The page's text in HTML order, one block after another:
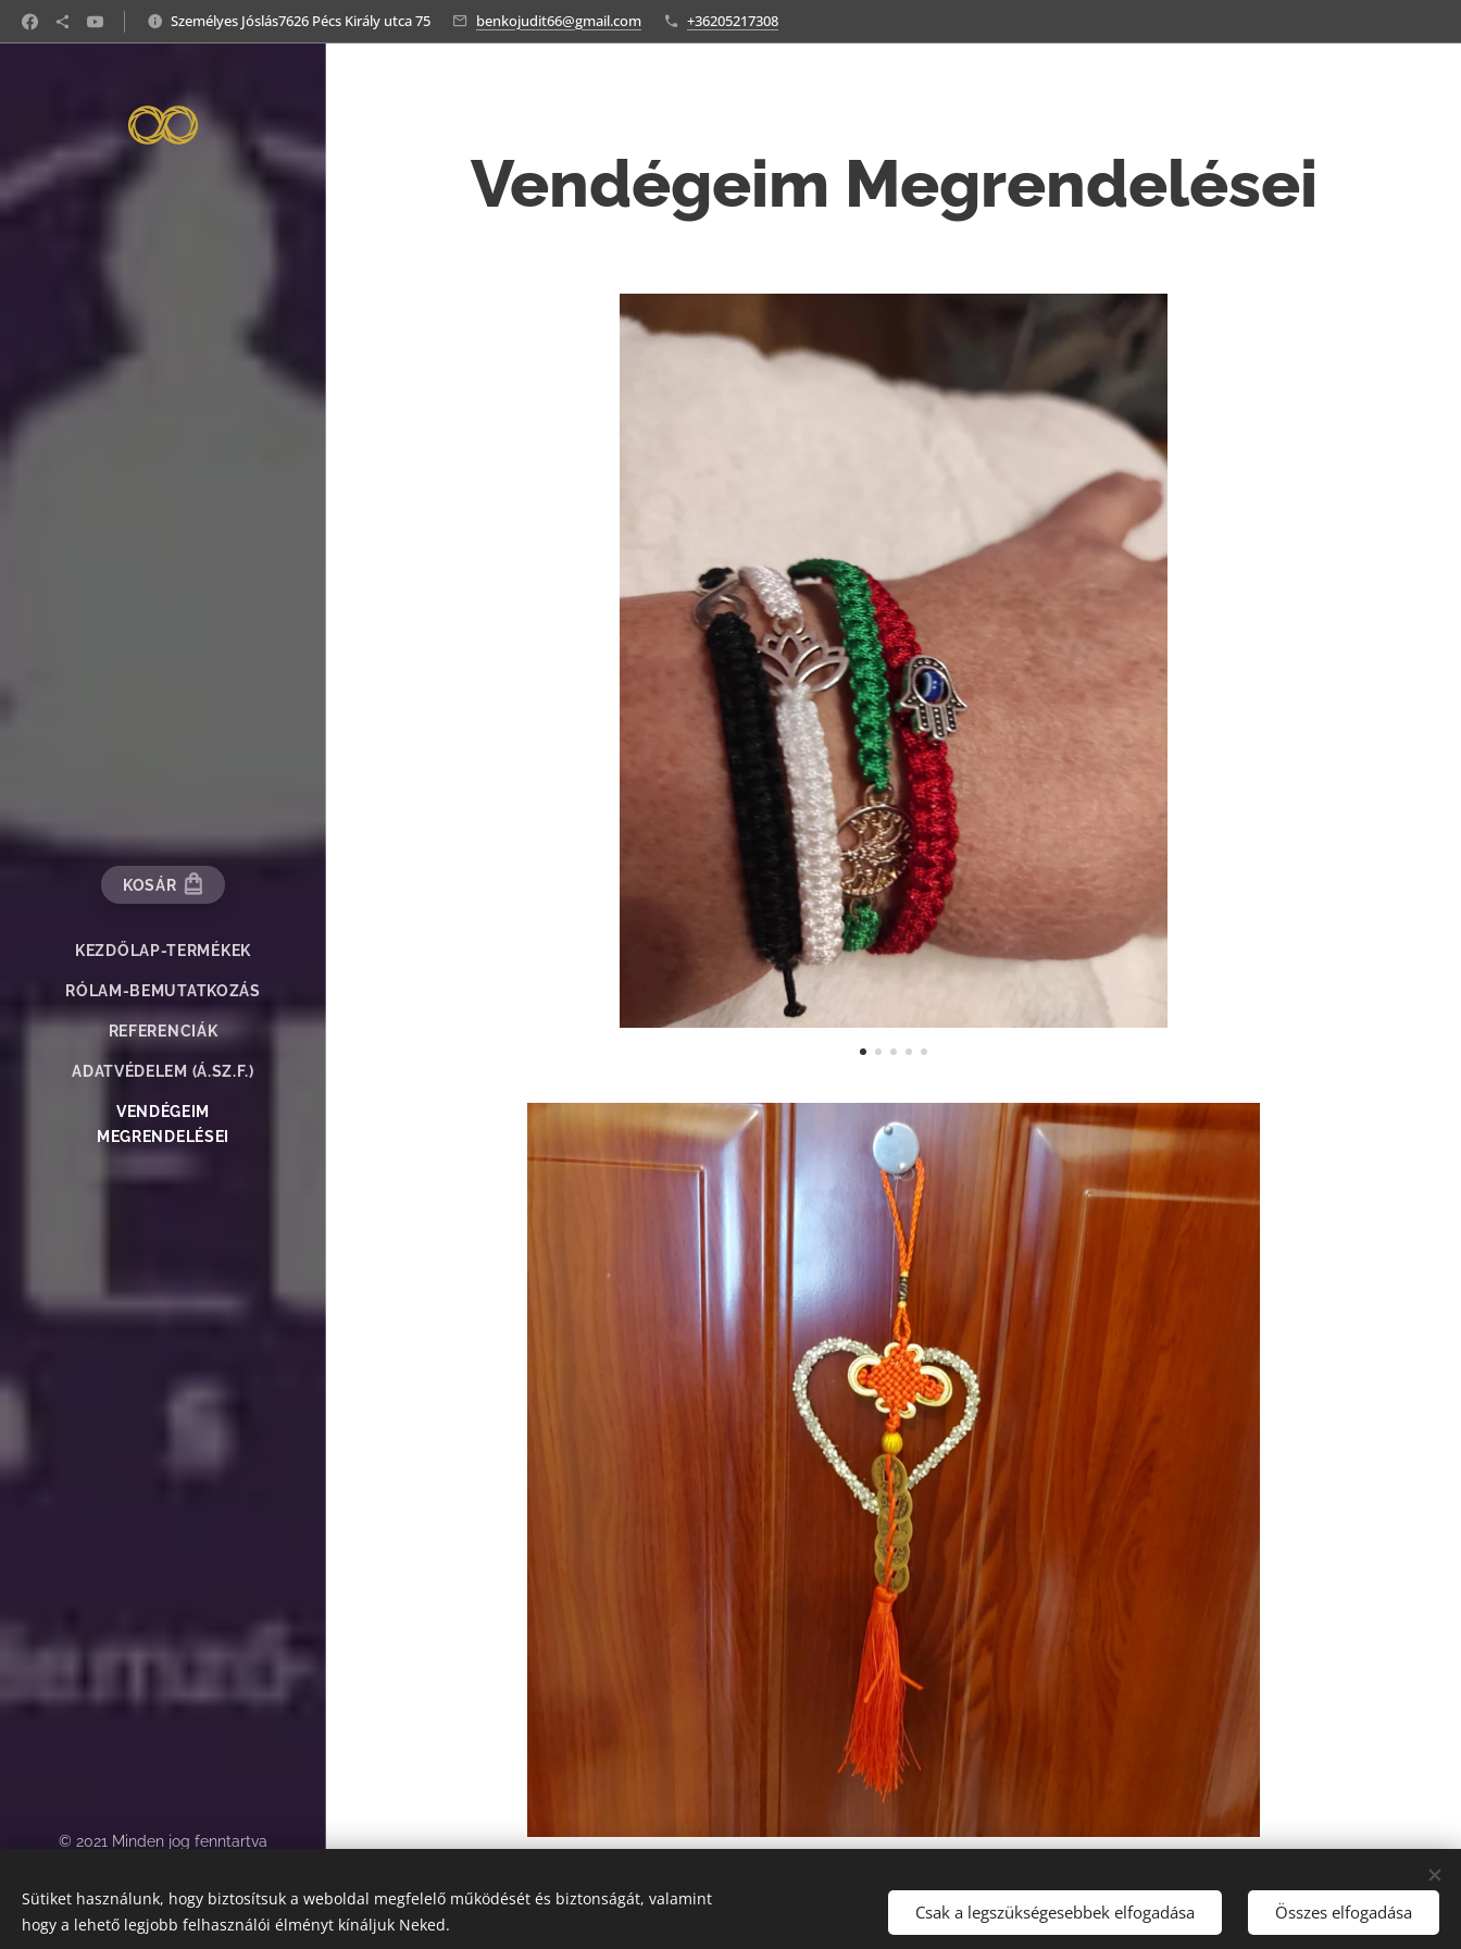
https://www.juditsorselemzomesterjos.hu/termekek/
Személyes Jóslás7626 Pécs Király utca 75 benkojudit66@gmail.com +36205217308
KOSÁR
KEZDŐLAP-TERMÉKEK
RÓLAM-BEMUTATKOZÁS
REFERENCIÁK
ADATVÉDELEM (Á.SZ.F.)
VENDÉGEIM
MEGRENDELÉSEI
Vendégeim Megrendelései
© 2021 Minden jog fenntartva
működteti
Sütik
Sütiket használunk, hogy biztosítsuk a weboldal megfelelő működését és biztonságát, valamint
hogy a lehető legjobb felhasználói élményt kínáljuk Neked.
Csak a legszükségesebbek elfogadása Összes elfogadása